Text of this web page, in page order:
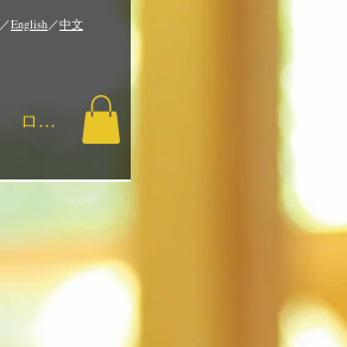
／English／中文
ログイン